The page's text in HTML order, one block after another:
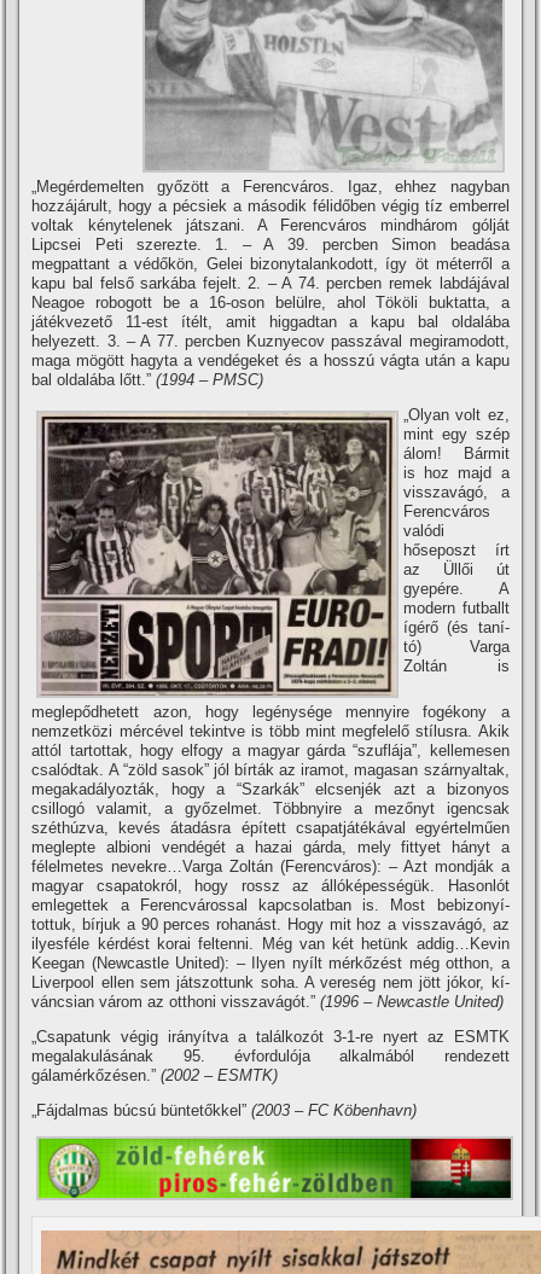
„Megérdemelten győzött a Ferencváros. Igaz, ehhez nagyban
hozzájárult, hogy a pécsiek a második félidőben végig tí­z emberrel
voltak kénytelenek játszani. A Ferencváros mindhárom gólját
Lipcsei Peti szerezte. 1. – A 39. percben Simon beadása
megpattant a védőkön, Gelei bizonytalankodott, í­gy öt méterről a
kapu bal felső sarkába fejelt. 2. – A 74. percben remek labdájával
Neagoe robogott be a 16-oson belülre, ahol Tököli buktatta, a
játékvezető 11-est í­télt, amit higgadtan a kapu bal oldalába
helyezett. 3. – A 77. percben Kuznyecov passzával megiramodott,
maga mögött hagyta a vendégeket és a hosszú vágta után a kapu
bal oldalába lőtt.”(1994 – PMSC)
„Olyan volt ez,
mint egy szép
álom! Bármit
is hoz majd a
visszavágó, a
Ferencváros
valódi
hőseposzt í­rt
az Üllői út
gyepére. A
modern futballt
í­gérő (és taní­
tó) Varga
Zoltán is
meglepődhetett azon, hogy legénysége mennyire fogékony a
nemzetközi mércével tekintve is több mint megfelelő stí­lusra. Akik
attól tartottak, hogy elfogy a magyar gárda “szuflája”, kellemesen
csalódtak. A “zöld sasok” jól bí­rták az iramot, magasan szárnyaltak,
megakadályozták, hogy a “Szarkák” elcsenjék azt a bizonyos
csillogó valamit, a győzelmet. Többnyire a mezőnyt igencsak
széthúzva, kevés átadásra épí­tett csapatjátékával egyértelműen
meglepte albioni vendégét a hazai gárda, mely fittyet hányt a
félelmetes nevekre…Varga Zoltán (Ferencváros): – Azt mondják a
magyar csapatokról, hogy rossz az állóképességük. Hasonlót
emlegettek a Ferencvárossal kapcsolatban is. Most bebizonyí­
tottuk, bí­rjuk a 90 perces rohanást. Hogy mit hoz a visszavágó, az
ilyesféle kérdést korai feltenni. Még van két hetünk addig…Kevin
Keegan (Newcastle United): – Ilyen nyí­lt mérkőzést még otthon, a
Liverpool ellen sem játszottunk soha. A vereség nem jött jókor, kí­
váncsian várom az otthoni visszavágót.”(1996 – Newcastle United)
„Csapatunk végig irányí­tva a találkozót 3-1-re nyert az ESMTK
megalakulásának 95. évfordulója alkalmából rendezett
gálamérkőzésen.”(2002 – ESMTK)
„Fájdalmas búcsú büntetőkkel”(2003 – FC Köbenhavn)